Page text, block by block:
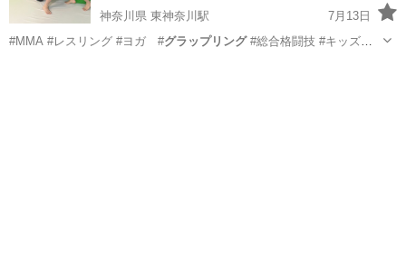
神奈川県 東神奈川駅
7月13日
#MMA #レスリング #ヨガ #グラップリング#総合格闘技 #キッズレ